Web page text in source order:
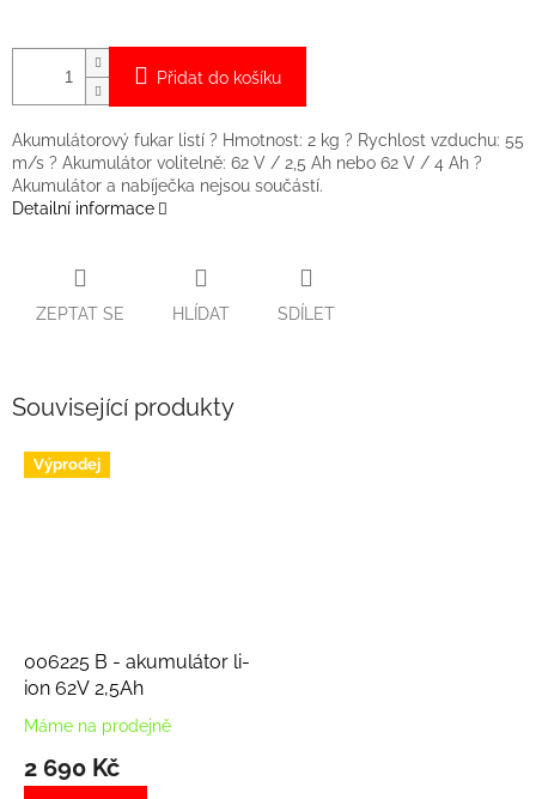
Přidat do košíku
Akumulátorový fukar listí ? Hmotnost: 2 kg ? Rychlost vzduchu: 55
m/s ? Akumulátor volitelně: 62 V / 2,5 Ah nebo 62 V / 4 Ah ?
Akumulátor a nabíječka nejsou součástí.
Detailní informace
ZEPTAT SE HLÍDAT SDÍLET
Související produkty
Výprodej
006225 B - akumulátor li-
ion 62V 2,5Ah
Máme na prodejně
2 690 Kč